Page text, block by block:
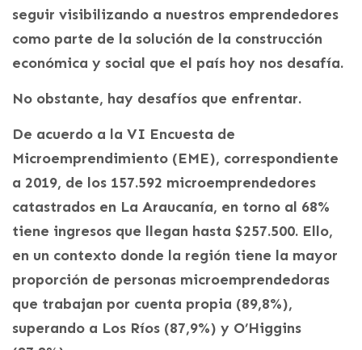
seguir visibilizando a nuestros emprendedores
como parte de la solución de la construcción
económica y social que el país hoy nos desafía.
No obstante, hay desafíos que enfrentar.
De acuerdo a la VI Encuesta de
Microemprendimiento (EME), correspondiente
a 2019, de los 157.592 microemprendedores
catastrados en La Araucanía, en torno al 68%
tiene ingresos que llegan hasta $257.500. Ello,
en un contexto donde la región tiene la mayor
proporción de personas microemprendedoras
que trabajan por cuenta propia (89,8%),
superando a Los Ríos (87,9%) y O’Higgins